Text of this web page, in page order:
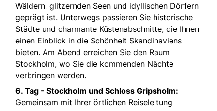
Wäldern, glitzernden Seen und idyllischen Dörfern
geprägt ist. Unterwegs passieren Sie historische
Städte und charmante Küstenabschnitte, die Ihnen
einen Einblick in die Schönheit Skandinaviens
bieten. Am Abend erreichen Sie den Raum
Stockholm, wo Sie die kommenden Nächte
verbringen werden.
6. Tag - Stockholm und Schloss Gripsholm:
Gemeinsam mit Ihrer örtlichen Reiseleitung